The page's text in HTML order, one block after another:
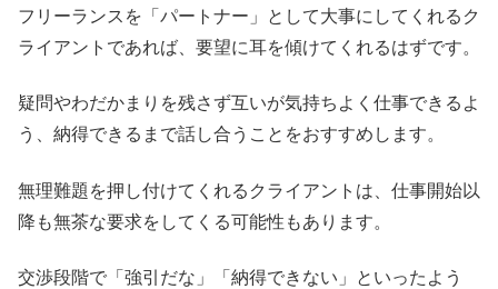
フリーランスを「パートナー」として大事にしてくれるク
ライアントであれば、要望に耳を傾けてくれるはずです。
疑問やわだかまりを残さず互いが気持ちよく仕事できるよ
う、納得できるまで話し合うことをおすすめします。
無理難題を押し付けてくれるクライアントは、仕事開始以
降も無茶な要求をしてくる可能性もあります。
交渉段階で「強引だな」「納得できない」といったよう